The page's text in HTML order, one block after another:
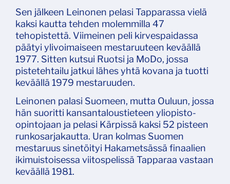
Sen jälkeen Leinonen pelasi Tapparassa vielä
kaksi kautta tehden molemmilla 47
tehopistettä. Viimeinen peli kirvespaidassa
päätyi ylivoimaiseen mestaruuteen keväällä
1977. Sitten kutsui Ruotsi ja MoDo, jossa
pistetehtailu jatkui lähes yhtä kovana ja tuotti
keväällä 1979 mestaruuden.
Leinonen palasi Suomeen, mutta Ouluun, jossa
hän suoritti kansantaloustieteen yliopisto-
opintojaan ja pelasi Kärpissä kaksi 52 pisteen
runkosarjakautta. Uran kolmas Suomen
mestaruus sinetöityi Hakametsässä finaalien
ikimuistoisessa viitospelissä Tapparaa vastaan
keväällä 1981.